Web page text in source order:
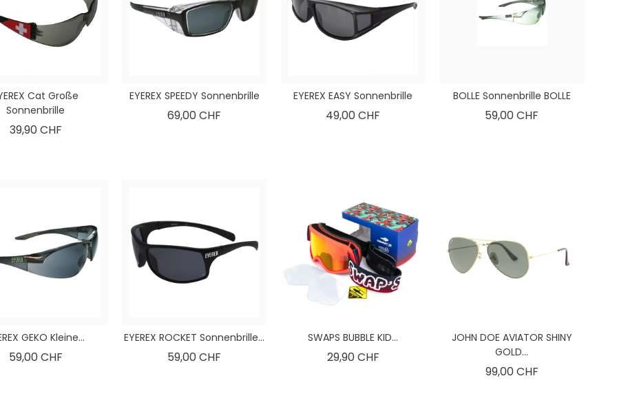
Cat Große
Sonnenbrille
39,90 CHFPreis
EYEREX SPEEDY Sonnenbrille
69,00 CHF
EYEREX EASY Sonnenbrille
49,00 CHF
BOLLE Sonnenbrille BOLLE
59,00 CHF
GEKO Kleine...
59,00 CHFPreis
EYEREX ROCKET Sonnenbrille...
59,00 CHF
SWAPS BUBBLE KID...
29,90 CHFPreis
JOHN DOE AVIATOR SHINY
GOLD...
99,00 CHFPreis